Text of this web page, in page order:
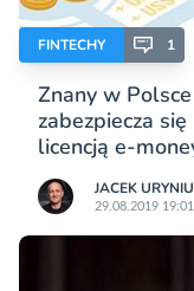
FINTECHY 1
Znany w
zabezpiecza
licencją e-
JACEK
29.08.2019 19:01